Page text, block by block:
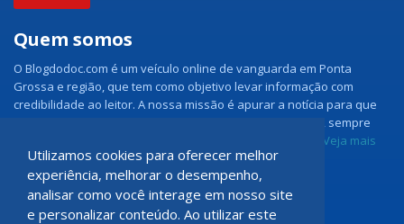
Utilizamos cookies para oferecer melhor
experiência, melhorar o desempenho,
analisar como você interage em nosso site
e personalizar conteúdo. Ao utilizar este
Quem somos
O Blogdodoc.com é um veículo online de vanguarda em Ponta
Grossa e região, que tem como objetivo levar informação com
credibilidade ao leitor. A nossa missão é apurar a notícia para que
nossos leitores tenham acesso aos fatos como eles são, sempre
Veja mais
Grupo Doc.com